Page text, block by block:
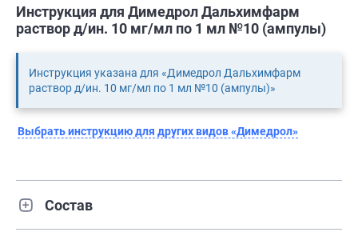
Инструкция для Димедрол Дальхимфарм
раствор д/ин. 10 мг/мл по 1 мл №10 (ампулы)
Инструкция указана для «Димедрол Дальхимфарм
раствор д/ин. 10 мг/мл по 1 мл №10 (ампулы)»
Выбрать инструкцию для других видов «Димедрол»
Состав